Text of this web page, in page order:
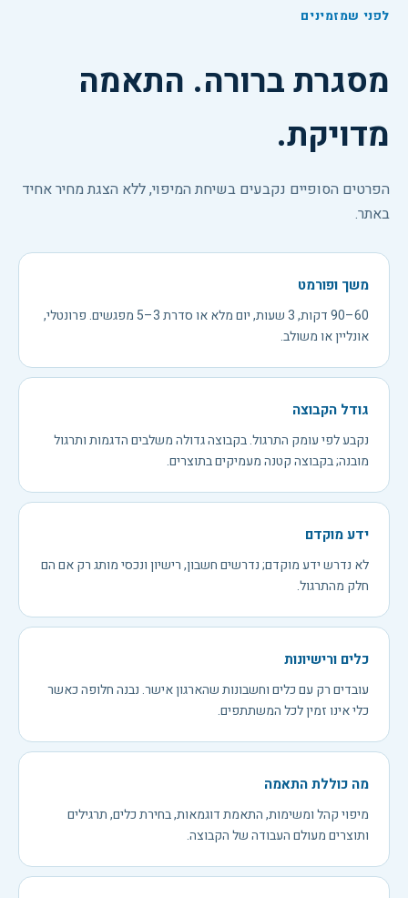
לפני שמזמינים
מסגרת ברורה. התאמה
מדויקת.
הפרטים הסופיים נקבעים בשיחת המיפוי, ללא הצגת מחיר אחיד
באתר.
משך ופורמט
60–90 דקות, 3 שעות, יום מלא או סדרת 3–5 מפגשים. פרונטלי,
אונליין או משולב.
גודל הקבוצה
נקבע לפי עומק התרגול. בקבוצה גדולה משלבים הדגמות ותרגול
מובנה; בקבוצה קטנה מעמיקים בתוצרים.
ידע מוקדם
לא נדרש ידע מוקדם; נדרשים חשבון, רישיון ונכסי מותג רק אם הם
חלק מהתרגול.
כלים ורישיונות
עובדים רק עם כלים וחשבונות שהארגון אישר. נבנה חלופה כאשר
כלי אינו זמין לכל המשתתפים.
מה כוללת התאמה
מיפוי קהל ומשימות, התאמת דוגמאות, בחירת כלים, תרגילים
ותוצרים מעולם העבודה של הקבוצה.